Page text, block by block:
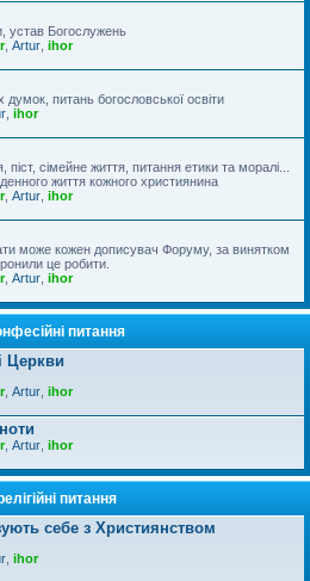
устав Богослужень
, Artur ihor
думок, питань богословської освіти
ihor
сімейне життя, питання етики та моралі...
життя кожного християнина
, Artur ihor
може кожен дописувач Форуму, за винятком
це робити.
, Artur ihor
питання
Церкви
, Artur ihor
, Artur ihor
питання
себе з Християнством
ihor